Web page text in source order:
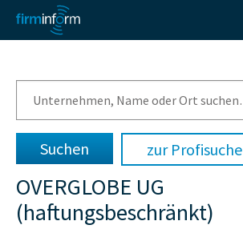
zur Profisuche
OVERGLOBE UG
(haftungsbeschränkt)